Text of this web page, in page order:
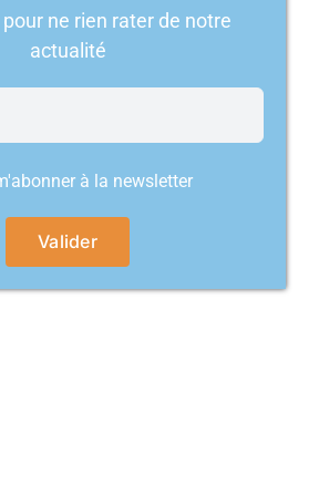
ne rien rater de notre
actualité
à la newsletter